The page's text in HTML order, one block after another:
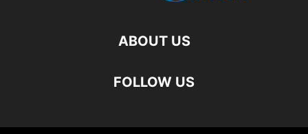
ABOUT US
FOLLOW US